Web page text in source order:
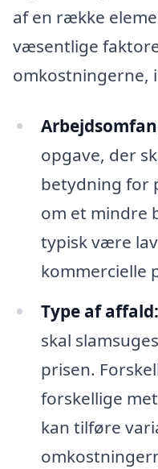
af en række
væsentlige
omkostningerne,
opgave, der
betydning for
om et mindre
typisk være
kommercielle
Type af affald:
skal
prisen.
forskellige
kan tilføre